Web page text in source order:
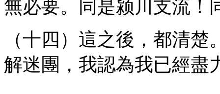
無必要。同是颍川支流！
（十四）這之後，都清
解迷團，我認為我已經盡